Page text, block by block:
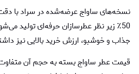
نسخه‌های ساواج عرضه‌شده در سراد با
50٪ زیر نظر عطرسازان حرفه‌ای تولید
جذاب و خوشبو، ارزش خرید بالایی نیز
قیمت عطر ساواج بسته به حجم آن